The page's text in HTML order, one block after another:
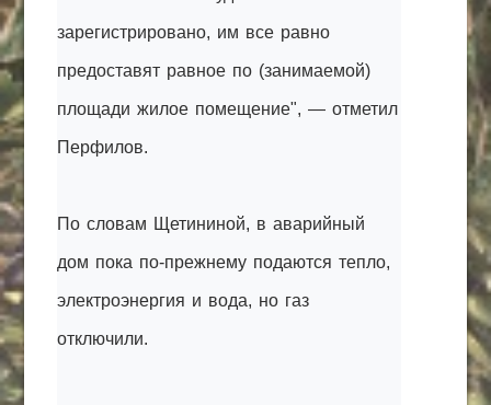
зарегистрировано, им все равно
предоставят равное по (занимаемой)
площади жилое помещение", — отметил
Перфилов.
По словам Щетининой, в аварийный
дом пока по-прежнему подаются тепло,
электроэнергия и вода, но газ
отключили.